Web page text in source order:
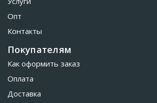
Опт
Контакты
Покупателям
Как оформить заказ
Оплата
Доставка